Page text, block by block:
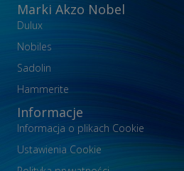
Marki Akzo Nobel
Dulux
Nobiles
Sadolin
Hammerite
Informacje
Informacja o plikach Cookie
Ustawienia Cookie